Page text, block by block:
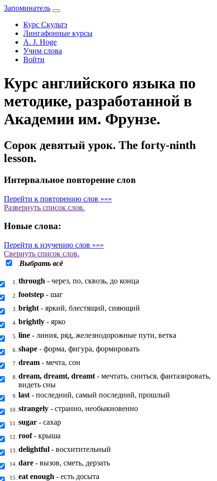
Запоминатель
Курс Скультэ
Лингафонные курсы
A. J. Hoge
Учим слова
Войти
Курс английского языка по
методике, разработанной в
Академии им. Фрунзе.
Сорок девятый урок. The forty-ninth
lesson.
Интервальное повторение слов
Перейти к повторению слов »»»
Развернуть список слов.
Новые слова:
Перейти к изучению слов »»»
Свернуть список слов.
Выбрать всё
1. through - через, по, сквозь, до конца
2. footstep - шаг
3. bright - яркий, блестящий, сияющий
4. brightly - ярко
5. line - линия, ряд, железнодорожные пути, ветка
6. shape - форма, фигура, формировать
7. dream - мечта, сон
8. dream, dreamt, dreamt - мечтать, сниться, фантазировать,
видеть сны
9. last - последний, самый последний, прошлый
10. strangely - странно, необыкновенно
11. sugar - сахар
12. roof- крыша
13. delightful - восхитительный
14. dare - вызов, сметь, дерзать
15. eat enough - есть досыта